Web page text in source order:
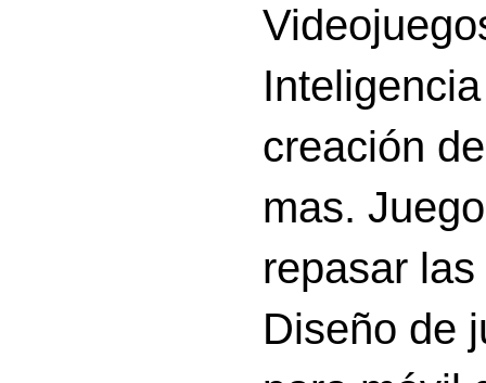
creación
mas.
repasar
Diseño de